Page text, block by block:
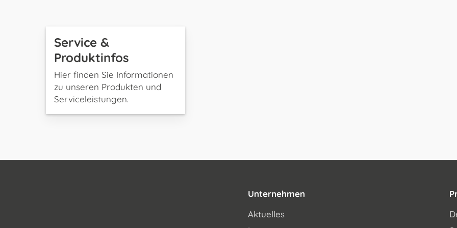
Service &
Produktinfos
Hier finden Sie Informationen
zu unseren Produkten und
Serviceleistungen.
Unternehmen
Aktuelles